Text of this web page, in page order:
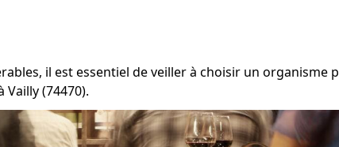
il est essentiel de veiller à choisir un
(74470).